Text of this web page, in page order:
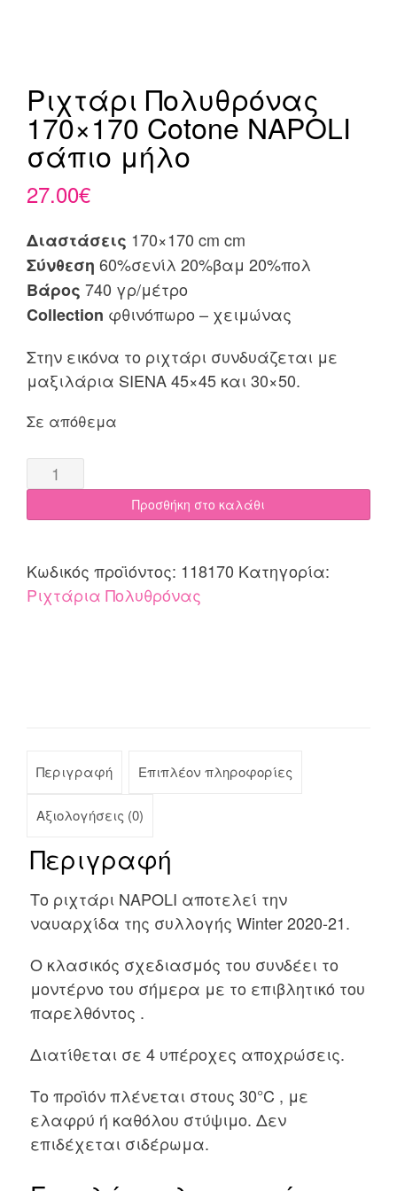
Ριχτάρι Πολυθρόνας
170×170 Cotone NAPOLI
σάπιο μήλο
27.00€
Διαστάσεις 170×170 cm cm
Σύνθεση 60%σενίλ 20%βαμ 20%πολ
Βάρος 740 γρ/μέτρο
Collection φθινόπωρο – χειμώνας
Στην εικόνα το ριχτάρι συνδυάζεται με
μαξιλάρια SIENA 45×45 και 30×50.
Σε απόθεμα
Ριχτάρι
Πολυθρόνας
170x170
NAPOLI
σάπιο
μήλο
Προσθήκη στο καλάθι
Κωδικός προϊόντος: 118170 Κατηγορία:
Ριχτάρια Πολυθρόνας
Περιγραφή Επιπλέον πληροφορίες
Αξιολογήσεις (0)
Περιγραφή
Το ριχτάρι NAPOLI αποτελεί την
ναυαρχίδα της συλλογής Winter 2020-21.
Ο κλασικός σχεδιασμός του συνδέει το
μοντέρνο του σήμερα με το επιβλητικό του
παρελθόντος .
Διατίθεται σε 4 υπέροχες αποχρώσεις.
Το προϊόν πλένεται στους 30°C , με
ελαφρύ ή καθόλου στύψιμο. Δεν
επιδέχεται σιδέρωμα.